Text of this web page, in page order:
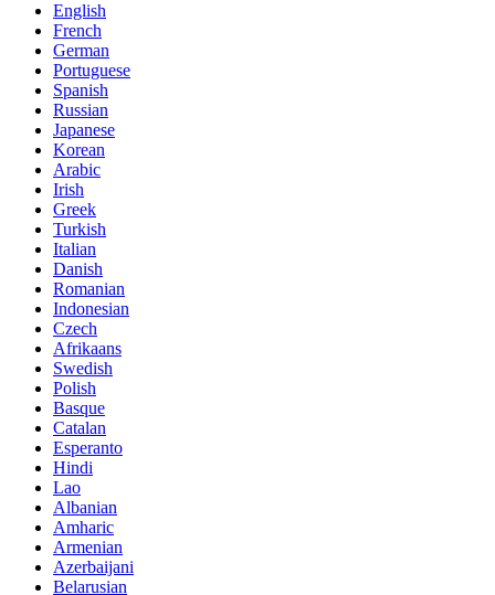
English
French
German
Portuguese
Spanish
Russian
Japanese
Korean
Arabic
Irish
Greek
Turkish
Italian
Danish
Romanian
Indonesian
Czech
Afrikaans
Swedish
Polish
Basque
Catalan
Esperanto
Hindi
Lao
Albanian
Amharic
Armenian
Azerbaijani
Belarusian